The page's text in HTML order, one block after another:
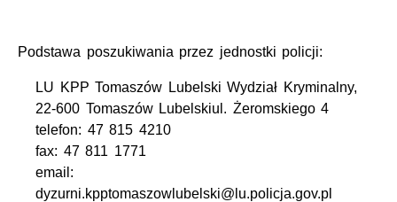
Podstawa poszukiwania przez jednostki policji:
LU KPP Tomaszów Lubelski Wydział Kryminalny,
22-600 Tomaszów Lubelskiul. Żeromskiego 4
telefon: 47 815 4210
fax: 47 811 1771
email:
dyzurni.kpptomaszowlubelski@lu.policja.gov.pl